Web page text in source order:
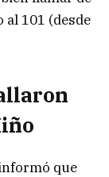
al 101 (desde
que